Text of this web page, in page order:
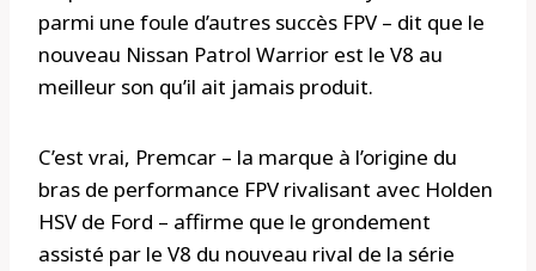
parmi une foule d’autres succès FPV – dit que le
nouveau Nissan Patrol Warrior est le V8 au
meilleur son qu’il ait jamais produit.
C’est vrai, Premcar – la marque à l’origine du
bras de performance FPV rivalisant avec Holden
HSV de Ford – affirme que le grondement
assisté par le V8 du nouveau rival de la série